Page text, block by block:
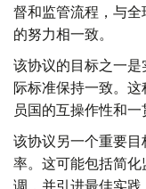
督和监管流程，与
的努力相一致。
该协议的目标之一
际标准保持一致。
员国的互操作性和一
该协议另一个重要
率。这可能包括简